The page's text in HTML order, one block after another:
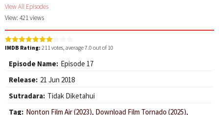
View All Episodes
View: 421 views
IMDB Rating: 211 votes, average7.0 out of 10
Episode Name: Episode 17
Release: 21 Jun 2018
Sutradara: Tidak Diketahui
Tag: Nonton Film Air (2023), Download Film Tornado (2025),